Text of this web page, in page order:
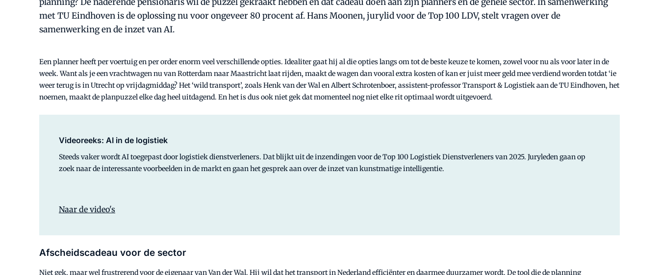
planning? De naderende pensionaris wil de puzzel gekraakt hebben en dat cadeau doen aan zijn planners en de gehele sector. In samenwerking
met TU Eindhoven is de oplossing nu voor ongeveer 80 procent af. Hans Moonen, jurylid voor de Top 100 LDV, stelt vragen over de
samenwerking en de inzet van AI.
Een planner heeft per voertuig en per order enorm veel verschillende opties. Idealiter gaat hij al die opties langs om tot de beste keuze te komen, zowel voor nu als voor later in de
week. Want als je een vrachtwagen nu van Rotterdam naar Maastricht laat rijden, maakt de wagen dan vooral extra kosten of kan er juist meer geld mee verdiend worden totdat ‘ie
weer terug is in Utrecht op vrijdagmiddag? Het ‘wild transport’, zoals Henk van der Wal en Albert Schrotenboer, assistent-professor Transport & Logistiek aan de TU Eindhoven, het
noemen, maakt de planpuzzel elke dag heel uitdagend. En het is dus ook niet gek dat momenteel nog niet elke rit optimaal wordt uitgevoerd.
Videoreeks: AI in de logistiek
Steeds vaker wordt AI toegepast door logistiek dienstverleners. Dat blijkt uit de inzendingen voor de Top 100 Logistiek Dienstverleners van 2025. Juryleden gaan op
zoek naar de interessante voorbeelden in de markt en gaan het gesprek aan over de inzet van kunstmatige intelligentie.
Naar de video's
Afscheidscadeau voor de sector
Niet gek, maar wel frustrerend voor de eigenaar van Van der Wal. Hij wil dat het transport in Nederland efficiënter en daarmee duurzamer wordt. De tool die de planning